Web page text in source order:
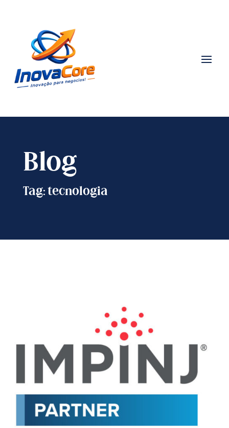
Blog
Tag: tecnologia